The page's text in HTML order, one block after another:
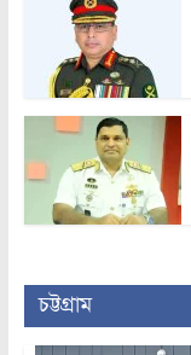
চট্টগ্রাম